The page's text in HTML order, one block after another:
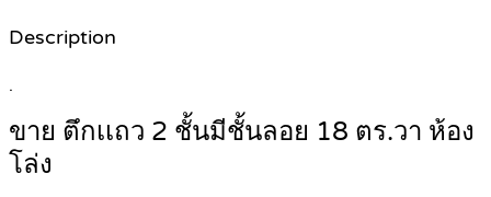
Description
.
ขาย ตึกเเถว 2 ชั้นมีชั้นลอย 18 ตร.วา ห้อง
โล่ง